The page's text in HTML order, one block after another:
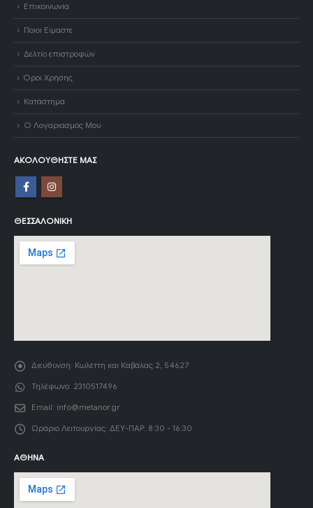
Επικοινωνία
Ποιοι Είμαστε
Δελτίο επιστροφών
Όροι Χρήσης
Κατάστημα
Ο Λογαριασμός Μου
ΑΚΟΛΟΥΘΉΣΤΕ ΜΑΣ
ΘΕΣΣΑΛΟΝΊΚΗ
Διεύθυνση: Κωλέττη και Καβάλας 2, 54627
Τηλέφωνο: 2310517496
Email: info@metanor.gr
Ωράριο Λειτουργίας: ΔΕΥ-ΠΑΡ: 8:30 - 16:30
ΑΘΉΝΑ